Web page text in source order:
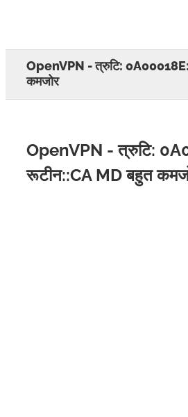
OpenVPN - त्रुटि:
कमजोर
OpenVPN - त्रुटि:
रूटीन::CA MD बहुत